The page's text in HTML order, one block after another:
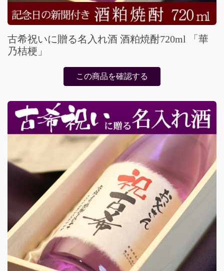
古希祝いに贈る名入れ酒 酒粕焼酎720ml 「華
乃桔梗」
この商品を確認する